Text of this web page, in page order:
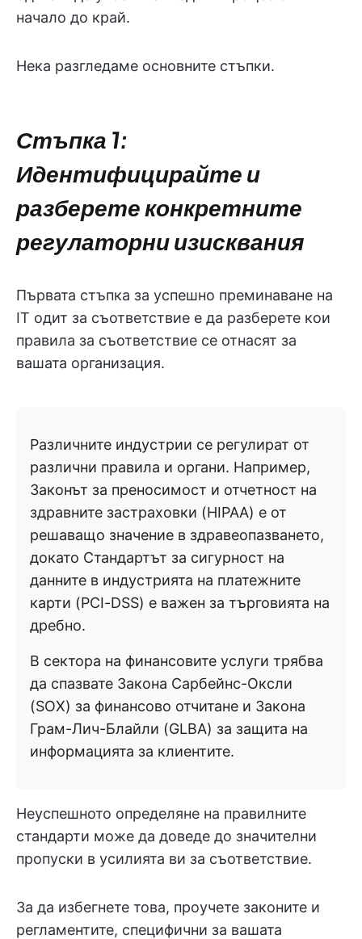
начало до край.
Нека разгледаме основните стъпки.
Стъпка 1:
Идентифицирайте и
разберете конкретните
регулаторни изисквания
Първата стъпка за успешно преминаване на
IT одит за съответствие е да разберете кои
правила за съответствие се отнасят за
вашата организация.
Различните индустрии се регулират от
различни правила и органи. Например,
Законът за преносимост и отчетност на
здравните застраховки (HIPAA) е от
решаващо значение в здравеопазването,
докато Стандартът за сигурност на
данните в индустрията на платежните
карти (PCI-DSS) е важен за търговията на
дребно.
В сектора на финансовите услуги трябва
да спазвате Закона Сарбейнс-Оксли
(SOX) за финансово отчитане и Закона
Грам-Лич-Блайли (GLBA) за защита на
информацията за клиентите.
Неуспешното определяне на правилните
стандарти може да доведе до значителни
пропуски в усилията ви за съответствие.
За да избегнете това, проучете законите и
регламентите, специфични за вашата